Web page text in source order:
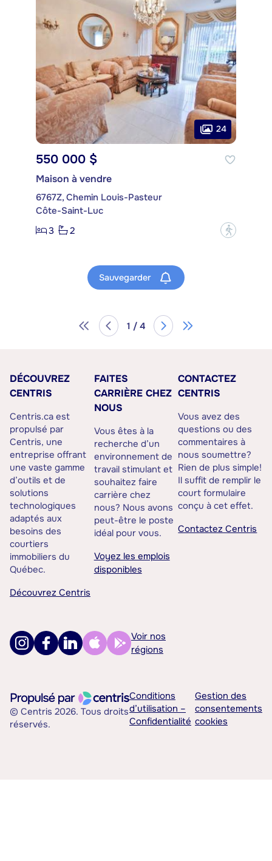
24
550 000 $
Maison à vendre
6767Z, Chemin Louis-Pasteur
Côte-Saint-Luc
3
2 ?
Sauvegarder
1 / 4
DÉCOUVREZ
CENTRIS
Centris.ca est
propulsé par
Centris, une
entreprise offrant
une vaste gamme
d’outils et de
solutions
technologiques
adaptés aux
besoins des
courtiers
immobiliers du
Québec.
Découvrez Centris
FAITES
CARRIÈRE CHEZ
NOUS
Vous êtes à la
recherche d’un
environnement de
travail stimulant et
souhaitez faire
carrière chez
nous? Nous avons
peut-être le poste
idéal pour vous.
Voyez les emplois
disponibles
CONTACTEZ
CENTRIS
Vous avez des
questions ou des
commentaires à
nous soumettre?
Rien de plus simple!
Il suffit de remplir le
court formulaire
conçu à cet effet.
Contactez Centris
Voir nos
régions
© Centris 2026. Tous droits
réservés.
Conditions
d’utilisation –
Confidentialité
Gestion des
consentements
cookies